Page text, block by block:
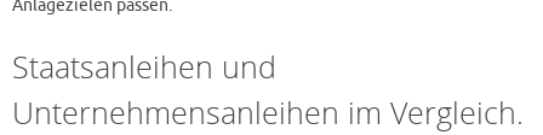
Anlagezielen passen.
Staatsanleihen und
Unternehmensanleihen im Vergleich.